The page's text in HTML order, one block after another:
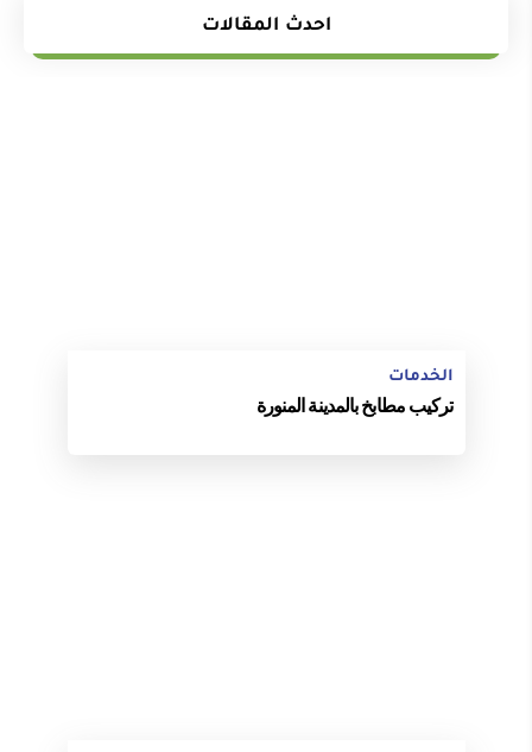
احدث المقالات
الخدمات
تركيب مطابخ بالمدينة المنورة